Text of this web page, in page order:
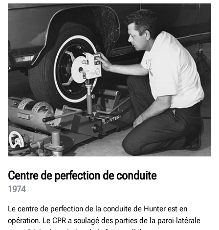
Centre de perfection de conduite
1974
Le centre de perfection de la conduite de Hunter est en
opération. Le CPR a soulagé des parties de la paroi latérale